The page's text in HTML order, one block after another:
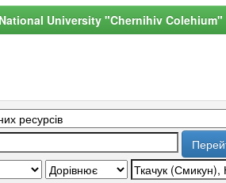
University "Chernihiv Colehium"